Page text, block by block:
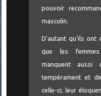
pouvoir
masculin.
D’autant qu’ils
que les
manquent aussi
tempérament et
celle-ci; leur